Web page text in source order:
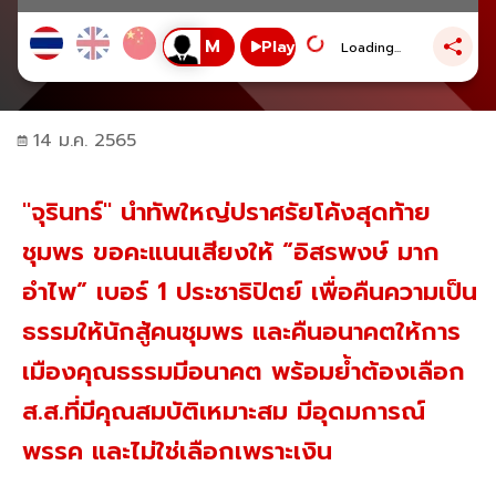
Play Loading...
14 ม.ค. 2565
"จุรินทร์" นำทัพใหญ่ปราศรัยโค้งสุดท้าย
ชุมพร ขอคะแนนเสียงให้ “อิสรพงษ์ มาก
อำไพ” เบอร์ 1 ประชาธิปัตย์ เพื่อคืนความเป็น
ธรรมให้นักสู้คนชุมพร และคืนอนาคตให้การ
เมืองคุณธรรมมีอนาคต พร้อมย้ำต้องเลือก
ส.ส.ที่มีคุณสมบัติเหมาะสม มีอุดมการณ์
พรรค และไม่ใช่เลือกเพราะเงิน